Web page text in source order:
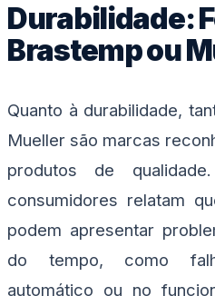
Durabilidade:
Brastemp ou
Quanto à durabilidade,
Mueller são marcas
produtos de
consumidores relatam
podem apresentar
do tempo, como
automático ou no